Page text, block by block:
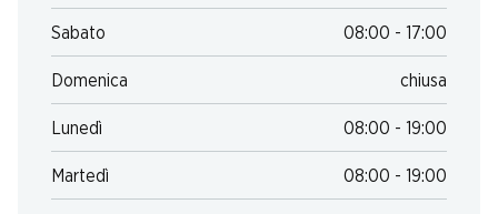
Sabato 08:00 - 17:00
Domenica chiusa
Lunedì 08:00 - 19:00
Martedì 08:00 - 19:00